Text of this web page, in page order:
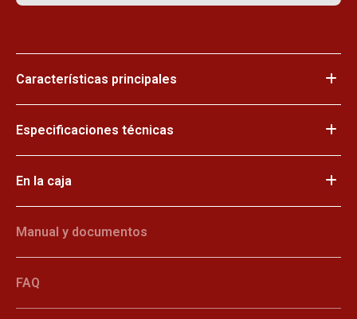
Características principales
Especificaciones técnicas
En la caja
Manual y documentos
FAQ